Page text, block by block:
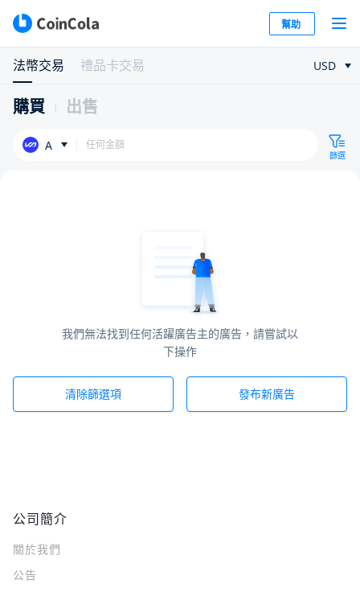
幫助
法幣交易 禮品卡交易 USD
購買 出售
A
篩選
我們無法找到任何活躍廣告主的廣告，請嘗試以
下操作
清除篩選項 發布新廣告
公司簡介
關於我們
公告